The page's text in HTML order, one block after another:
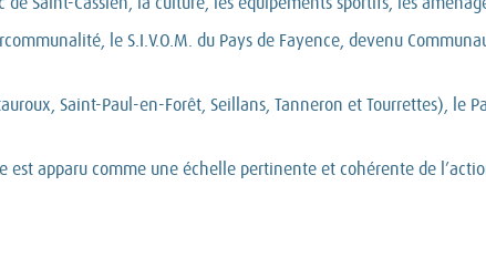
le S.I.V.O.M. du Pays de Fayence, devenu
Saint-Paul-en-Forêt, Seillans, Tanneron et Tourrettes), le
est apparu comme une échelle pertinente et cohérente de